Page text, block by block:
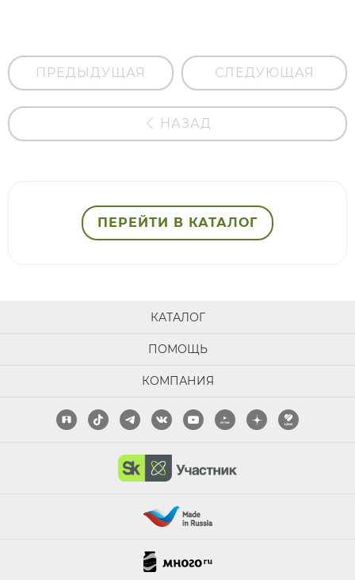
ПРЕДЫДУЩАЯ СЛЕДУЮЩАЯ
НАЗАД
ПЕРЕЙТИ В КАТАЛОГ
КАТАЛОГ
ПОМОЩЬ
КОМПАНИЯ